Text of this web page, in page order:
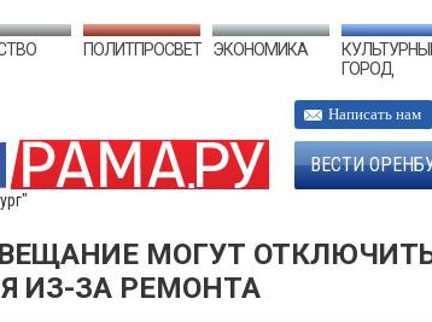
ПОЛИТПРОСВЕТ ЭКОНОМИКА
ГОРОД
Написать нам
ВЕСТИ
МОГУТ
ИЗ-ЗА РЕМОНТА